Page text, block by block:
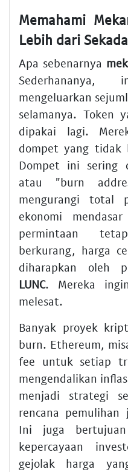
Memahami
Lebih dari
Apa sebenarnya
mengeluarkan
selamanya. Token
dipakai lagi.
dompet yang tidak
Dompet ini sering
atau "burn
mengurangi total
ekonomi
permintaan
berkurang, harga
diharapkan oleh
LUNC. Mereka
melesat.
Banyak proyek
burn. Ethereum,
fee untuk setiap
mengendalikan
menjadi strategi
rencana pemulihan
Ini juga
kepercayaan
gejolak harga